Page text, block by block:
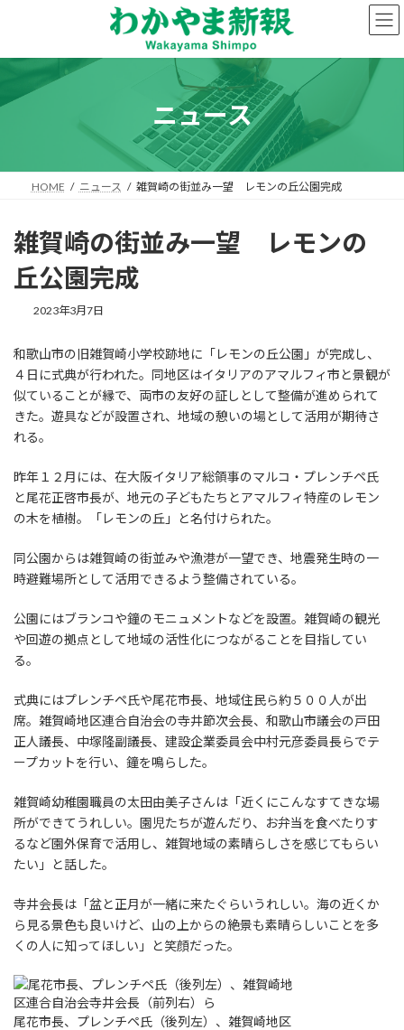
ン
へ
プ
ー
ョ
動
ニュース
HOME ニュース 雑賀崎の街並み一望 レモンの丘公園完成
雑賀崎の街並み一望 レモンの
丘公園完成
2023年3月7日
和歌山市の旧雑賀崎小学校跡地に「レモンの丘公園」が完成し、
４日に式典が行われた。同地区はイタリアのアマルフィ市と景観が
似ていることが縁で、両市の友好の証しとして整備が進められて
きた。遊具などが設置され、地域の憩いの場として活用が期待さ
れる。
昨年１２月には、在大阪イタリア総領事のマルコ・プレンチペ氏
と尾花正啓市長が、地元の子どもたちとアマルフィ特産のレモン
の木を植樹。「レモンの丘」と名付けられた。
同公園からは雑賀崎の街並みや漁港が一望でき、地震発生時の一
時避難場所として活用できるよう整備されている。
公園にはブランコや鐘のモニュメントなどを設置。雑賀崎の観光
や回遊の拠点として地域の活性化につながることを目指してい
る。
式典にはプレンチペ氏や尾花市長、地域住民ら約５００人が出
席。雑賀崎地区連合自治会の寺井節次会長、和歌山市議会の戸田
正人議長、中塚隆副議長、建設企業委員会中村元彦委員長らでテ
ープカットを行い、鐘を鳴らした。
雑賀崎幼稚園職員の太田由美子さんは「近くにこんなすてきな場
所ができてうれしい。園児たちが遊んだり、お弁当を食べたりす
るなど園外保育で活用し、雑賀地域の素晴らしさを感じてもらい
たい」と話した。
寺井会長は「盆と正月が一緒に来たぐらいうれしい。海の近くか
ら見る景色も良いけど、山の上からの絶景も素晴らしいことを多
くの人に知ってほしい」と笑顔だった。
尾花市長、プレンチペ氏（後列左）、雑賀崎地区